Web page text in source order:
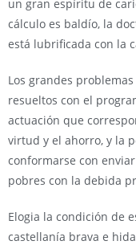
un gran espíritu de
cálculo es baldío, la
está lubrificada con la
Los grandes
resueltos con el
actuación que
virtud y el ahorro, y la
conformarse con
pobres con la debida
Elogia la condición de
castellanía brava e